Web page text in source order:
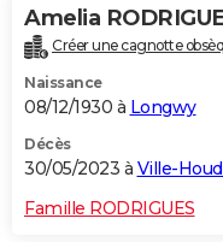
Amelia
Créer une cagnotte
Naissance
08/12/1930 à Longwy
Décès
30/05/2023 à Ville-
Famille RODRIGUES